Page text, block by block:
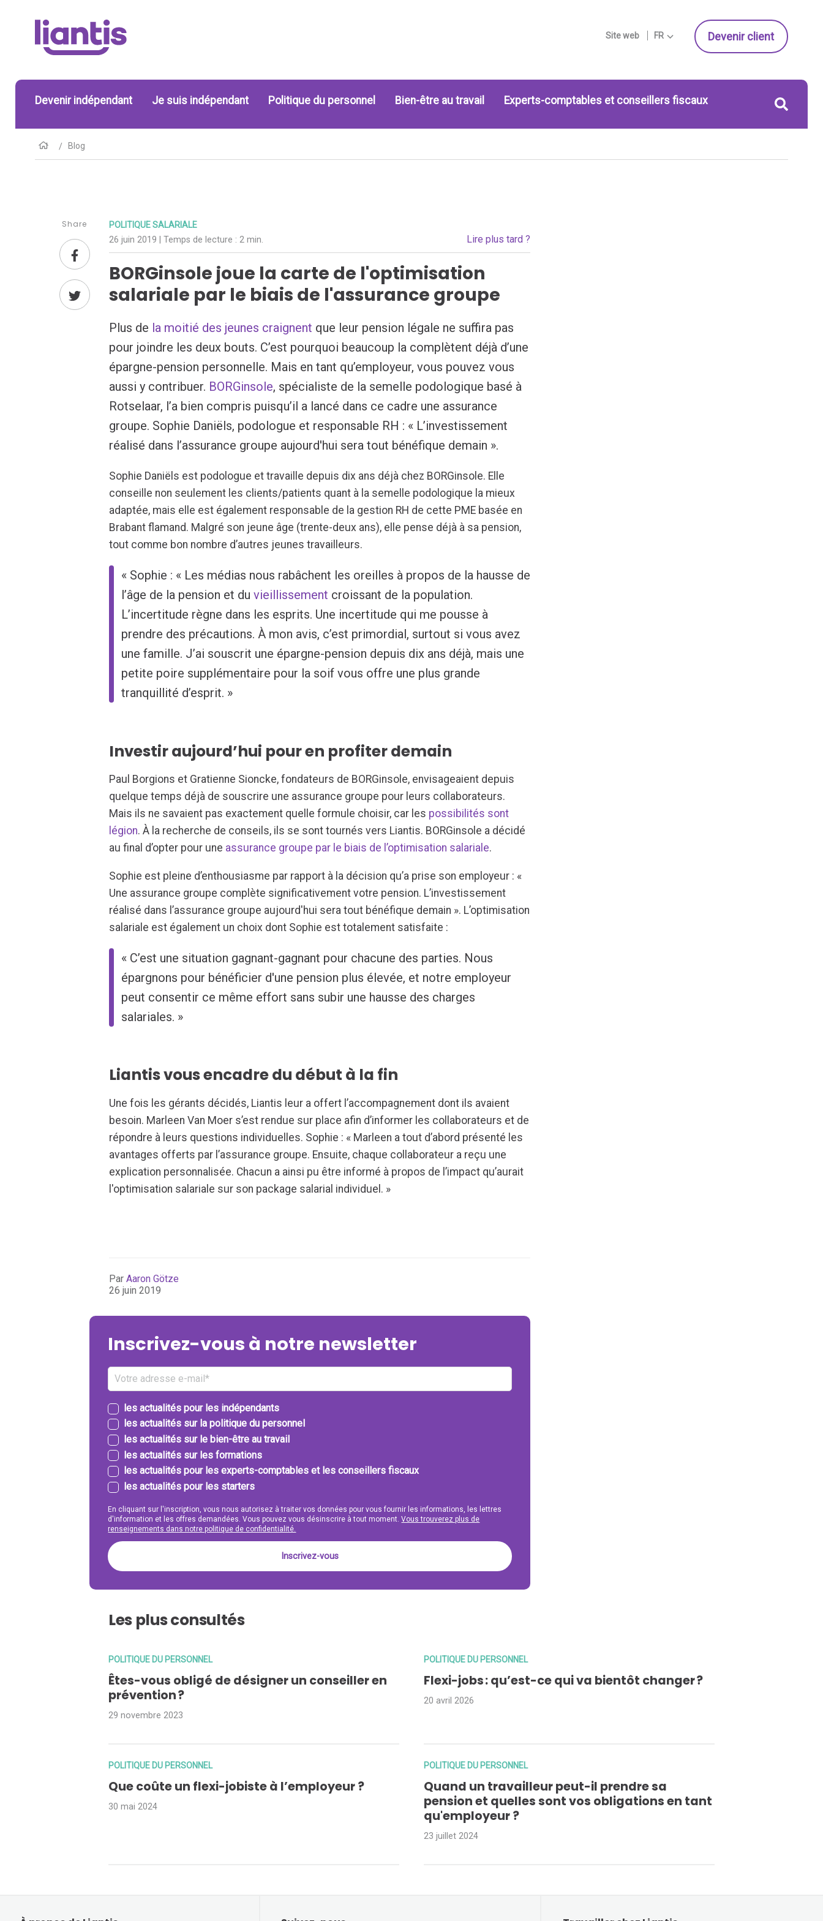
Site web FR Devenir client
Devenir indépendant Je suis indépendant Politique du personnel Bien-être au travail Experts-comptables et conseillers fiscaux
Blog
Share POLITIQUE SALARIALE
26 juin 2019 | Temps de lecture :2 min. Lire plus tard ?
BORGinsole joue la carte de l'optimisation
salariale par le biais de l'assurance groupe
Plus de la moitié des jeunes craignent que leur pension légale ne suffira pas
pour joindre les deux bouts. C’est pourquoi beaucoup la complètent déjà d’une
épargne-pension personnelle. Mais en tant qu’employeur, vous pouvez vous
aussi y contribuer. BORGinsole, spécialiste de la semelle podologique basé à
Rotselaar, l’a bien compris puisqu’il a lancé dans ce cadre une assurance
groupe. Sophie Daniëls, podologue et responsable RH : « L’investissement
réalisé dans l’assurance groupe aujourd'hui sera tout bénéfique demain ».
Sophie Daniëls est podologue et travaille depuis dix ans déjà chez BORGinsole. Elle
conseille non seulement les clients/patients quant à la semelle podologique la mieux
adaptée, mais elle est également responsable de la gestion RH de cette PME basée en
Brabant flamand. Malgré son jeune âge (trente-deux ans), elle pense déjà à sa pension,
tout comme bon nombre d’autres jeunes travailleurs.
« Sophie : « Les médias nous rabâchent les oreilles à propos de la hausse de
l’âge de la pension et du vieillissement croissant de la population.
L’incertitude règne dans les esprits. Une incertitude qui me pousse à
prendre des précautions. À mon avis, c’est primordial, surtout si vous avez
une famille. J’ai souscrit une épargne-pension depuis dix ans déjà, mais une
petite poire supplémentaire pour la soif vous offre une plus grande
tranquillité d’esprit. »
Investir aujourd’hui pour en profiter demain
Paul Borgions et Gratienne Sioncke, fondateurs de BORGinsole, envisageaient depuis
quelque temps déjà de souscrire une assurance groupe pour leurs collaborateurs.
Mais ils ne savaient pas exactement quelle formule choisir, car les possibilités sont
légion. À la recherche de conseils, ils se sont tournés vers Liantis. BORGinsole a décidé
au final d’opter pour une assurance groupe par le biais de l’optimisation salariale.
Sophie est pleine d’enthousiasme par rapport à la décision qu’a prise son employeur : «
Une assurance groupe complète significativement votre pension. L’investissement
réalisé dans l’assurance groupe aujourd'hui sera tout bénéfique demain ». L’optimisation
salariale est également un choix dont Sophie est totalement satisfaite :
« C’est une situation gagnant-gagnant pour chacune des parties. Nous
épargnons pour bénéficier d'une pension plus élevée, et notre employeur
peut consentir ce même effort sans subir une hausse des charges
salariales. »
Liantis vous encadre du début à la fin
Une fois les gérants décidés, Liantis leur a offert l’accompagnement dont ils avaient
besoin. Marleen Van Moer s’est rendue sur place afin d’informer les collaborateurs et de
répondre à leurs questions individuelles. Sophie : « Marleen a tout d’abord présenté les
avantages offerts par l’assurance groupe. Ensuite, chaque collaborateur a reçu une
explication personnalisée. Chacun a ainsi pu être informé à propos de l’impact qu’aurait
l'optimisation salariale sur son package salarial individuel. »
ParAaron Götze
26 juin 2019
Inscrivez-vous à notre newsletter
les actualités pour les indépendants
les actualités sur la politique du personnel
les actualités sur le bien-être au travail
les actualités sur les formations
les actualités pour les experts-comptables et les conseillers fiscaux
les actualités pour les starters
En cliquant sur l'inscription, vous nous autorisez à traiter vos données pour vous fournir les informations, les lettres
d'information et les offres demandées. Vous pouvez vous désinscrire à tout moment.Vous trouverez plus de
renseignements dans notre politique de confidentialité.
Les plus consultés
POLITIQUE DU PERSONNEL
Êtes-vous obligé de désigner un conseiller en
prévention ?
29 novembre 2023
POLITIQUE DU PERSONNEL
Flexi-jobs : qu’est-ce qui va bientôt changer ?
20 avril 2026
POLITIQUE DU PERSONNEL
Que coûte un flexi-jobiste à l’employeur ?
30 mai 2024
POLITIQUE DU PERSONNEL
Quand un travailleur peut-il prendre sa
pension et quelles sont vos obligations en tant
qu'employeur ?
23 juillet 2024